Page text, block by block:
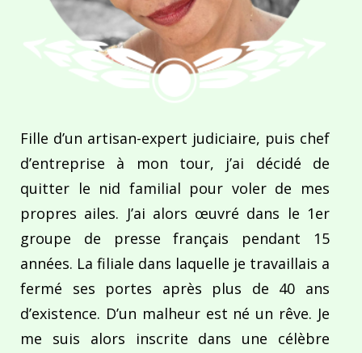
Fille d’un artisan-expert judiciaire, puis chef
d’entreprise à mon tour, j’ai décidé de
quitter le nid familial pour voler de mes
propres ailes. J’ai alors œuvré dans le 1er
groupe de presse français pendant 15
années. La filiale dans laquelle je travaillais a
fermé ses portes après plus de 40 ans
d’existence. D’un malheur est né un rêve. Je
me suis alors inscrite dans une célèbre